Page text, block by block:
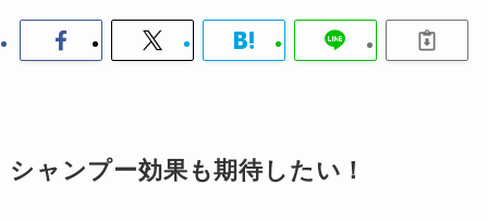
シャンプー効果も期待したい！